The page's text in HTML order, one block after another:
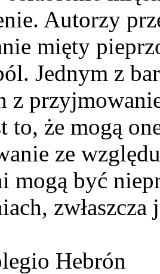
Autorzy
mięty
Jednym z
z
to, że mogą
ze
mogą być
Hebrón